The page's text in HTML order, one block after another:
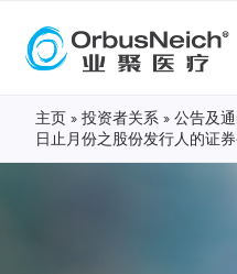
主页 » 投资者关系 » 公告及
日止月份之股份发行人的证